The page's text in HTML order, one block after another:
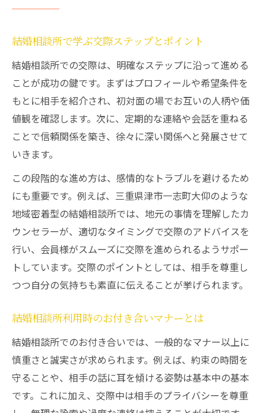
結婚相談所で学ぶ交際ステップとポイント
結婚相談所での交際は、明確なステップに沿って進める
ことが成功の鍵です。まずはプロフィールや希望条件を
もとに相手を紹介され、初対面の場でお互いの人柄や価
値観を確認します。次に、定期的な連絡や会話を重ねる
ことで信頼関係を築き、徐々に深い関係へと発展させて
いきます。
この段階的な進め方は、感情的なトラブルを避けるため
にも重要です。例えば、三重県津市一志町大仰のような
地域密着型の結婚相談所では、地元の事情を理解したカ
ウンセラーが、適切なタイミングで交際のアドバイスを
行い、会員様がスムーズに交際を進められるようサポー
トしています。交際のポイントとしては、相手を尊重し
つつ自分の気持ちも素直に伝えることが挙げられます。
結婚相談所利用時のお付き合いマナーとは
結婚相談所でのお付き合いでは、一般的なマナー以上に
慎重さと誠実さが求められます。例えば、約束の時間を
守ることや、相手の話に耳を傾ける姿勢は基本中の基本
です。これに加え、交際中は相手のプライバシーを尊重